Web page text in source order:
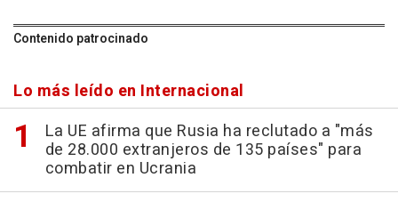
Contenido patrocinado
Lo más leído en Internacional
La UE afirma que Rusia ha reclutado a "más
de 28.000 extranjeros de 135 países" para
combatir en Ucrania